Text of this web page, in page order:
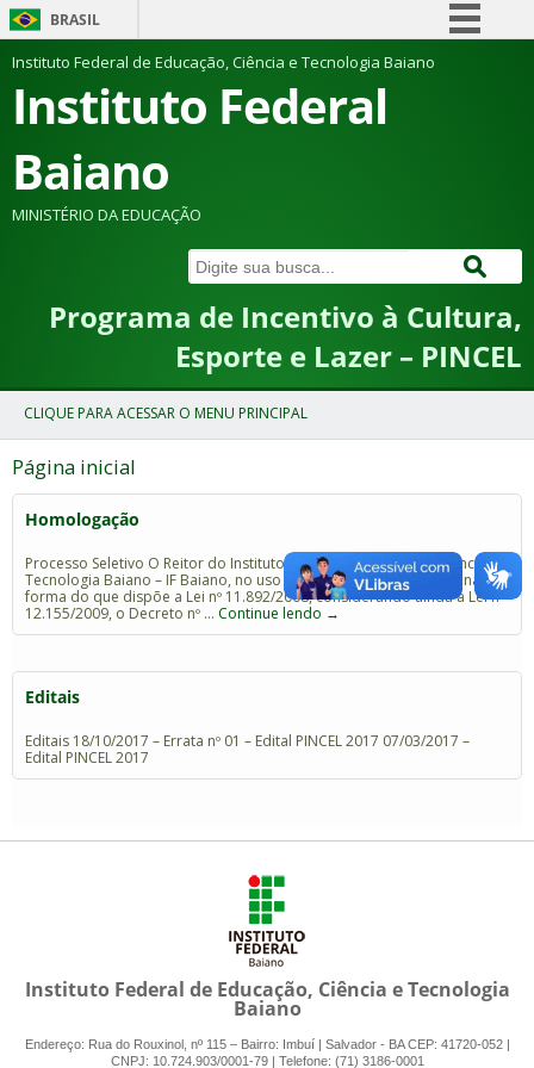
BRASIL
Simplifique!
Comunica BR
Canais
Instituto Federal de Educação, Ciência e Tecnologia Baiano
Instituto Federal
Baiano
MINISTÉRIO DA EDUCAÇÃO
Programa de Incentivo à Cultura,
Esporte e Lazer – PINCEL
Página inicial
Homologação
Processo Seletivo O Reitor do Instituto Federal de Educação, Ciência e
Tecnologia Baiano – IF Baiano, no uso de suas atribuições legais na
forma do que dispõe a Lei nº 11.892/2008, considerando ainda a Lei nº
12.155/2009, o Decreto nº … Continue lendo →
Editais
Editais 18/10/2017 – Errata nº 01 – Edital PINCEL 2017 07/03/2017 –
Edital PINCEL 2017
Instituto Federal de Educação, Ciência e Tecnologia
Baiano
Endereço: Rua do Rouxinol, nº 115 – Bairro: Imbuí | Salvador - BA CEP: 41720-052 |
CNPJ: 10.724.903/0001-79 | Telefone: (71) 3186-0001